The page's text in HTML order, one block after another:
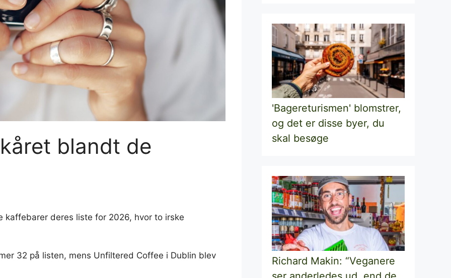
blandt de
kaffebarer deres liste for 2026, hvor to irske
32 på listen, mens Unfiltered Coffee i Dublin blev
'Bagereturismen' blomstrer,
og det er disse byer, du
skal besøge
Richard Makin: “Veganere